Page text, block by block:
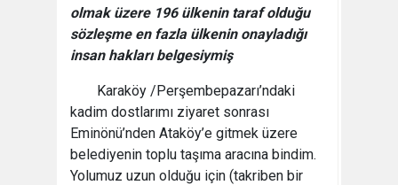
olmak üzere 196 ülkenin taraf olduğu
sözleşme en fazla ülkenin onayladığı
insan hakları belgesiymiş
Karaköy /Perşembepazarı’ndaki
kadim dostlarımı ziyaret sonrası
Eminönü’nden Ataköy’e gitmek üzere
belediyenin toplu taşıma aracına bindim.
Yolumuz uzun olduğu için (takriben bir